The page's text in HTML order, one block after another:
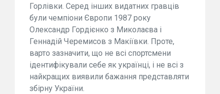
Горлівки. Серед інших видатних гравців
були чемпіони Європи 1987 року
Олександр Гордієнко з Миколаєва і
Геннадій Черемисов з Макіївки. Проте,
варто зазначити, що не всі спортсмени
ідентифікували себе як українці, і не всі з
найкращих виявили бажання представляти
збірну України.